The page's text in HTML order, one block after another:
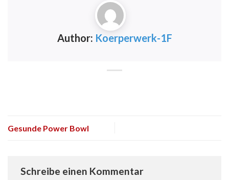
Author: Koerperwerk-1F
Gesunde Power Bowl
Schreibe einen Kommentar